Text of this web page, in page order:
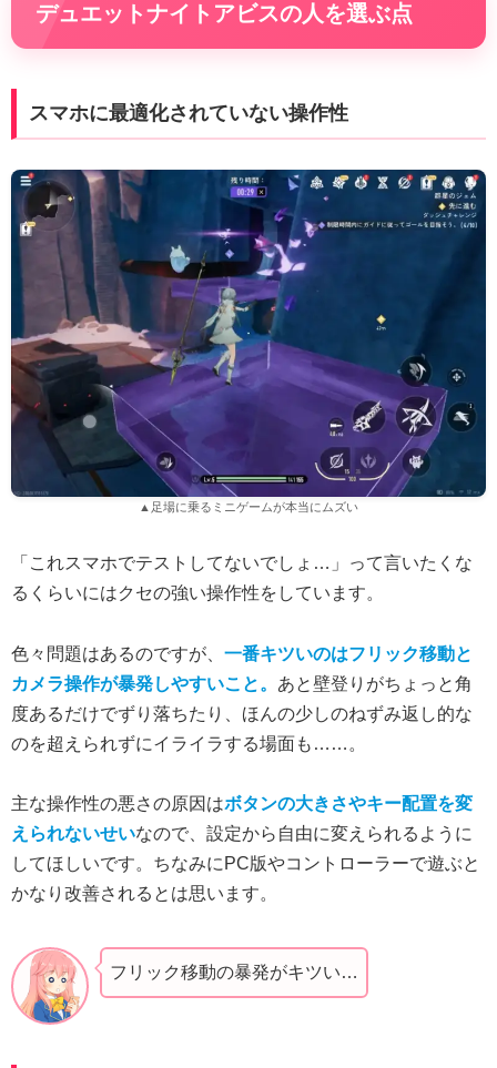
デュエットナイトアビスの人を選ぶ点
スマホに最適化されていない操作性
▲足場に乗るミニゲームが本当にムズい
「これスマホでテストしてないでしょ…」って言いたくな
るくらいにはクセの強い操作性をしています。
色々問題はあるのですが、 一番キツいのはフリック移動と
カメラ操作が暴発しやすいこと。 あと壁登りがちょっと角
度あるだけでずり落ちたり、ほんの少しのねずみ返し的な
のを超えられずにイライラする場面も……。
主な操作性の悪さの原因はボタンの大きさやキー配置を変
えられないせいなので、設定から自由に変えられるように
してほしいです。ちなみにPC版やコントローラーで遊ぶと
かなり改善されるとは思います。
フリック移動の暴発がキツい…